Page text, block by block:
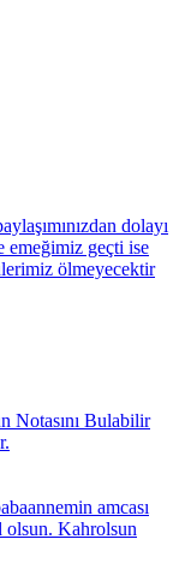
dolayı
emeğimiz geçti ise
ölmeyecektir
Notasını Bulabilir
amcası
olsun. Kahrolsun